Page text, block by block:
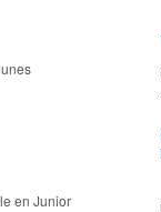
en Junior